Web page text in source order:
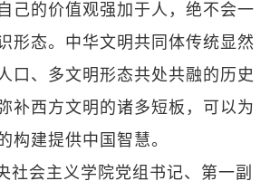
己的价值观强加于人，绝不会一
形态。中华文明共同体传统显然
口、多文明形态共处共融的历史
补西方文明的诸多短板，可以为
构建提供中国智慧。
社会主义学院党组书记、第一副